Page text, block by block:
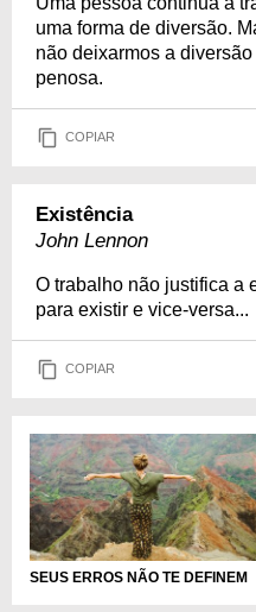
uma forma de diversão.
não deixarmos a
penosa.
COPIAR
Existência
John Lennon
O trabalho não justifica a
para existir e vice-versa...
COPIAR
SEUS ERROS NÃO TE DEFINEM